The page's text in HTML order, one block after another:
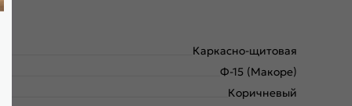
Каркасно-щитовая
Ф-15 (Макоре)
Коричневый